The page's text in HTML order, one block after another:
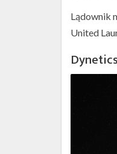
Lądownik
United